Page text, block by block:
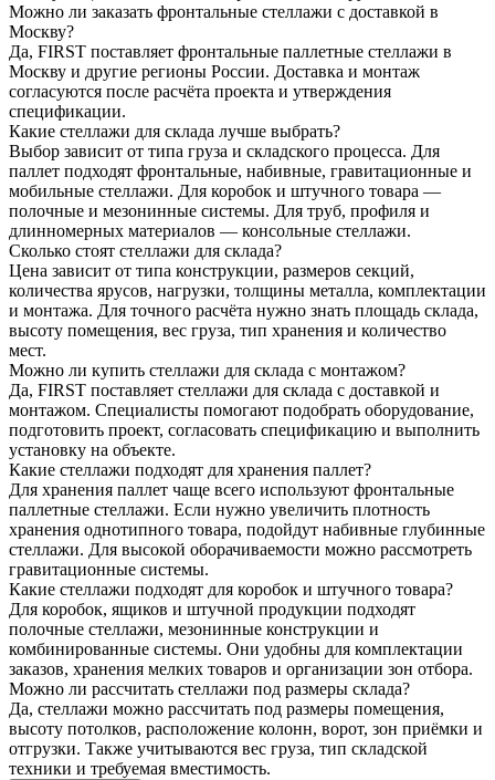
Можно ли заказать фронтальные стеллажи с доставкой в
Москву?
Да, FIRST поставляет фронтальные паллетные стеллажи в
Москву и другие регионы России. Доставка и монтаж
согласуются после расчёта проекта и утверждения
спецификации.
Какие стеллажи для склада лучше выбрать?
Выбор зависит от типа груза и складского процесса. Для
паллет подходят фронтальные, набивные, гравитационные и
мобильные стеллажи. Для коробок и штучного товара —
полочные и мезонинные системы. Для труб, профиля и
длинномерных материалов — консольные стеллажи.
Сколько стоят стеллажи для склада?
Цена зависит от типа конструкции, размеров секций,
количества ярусов, нагрузки, толщины металла, комплектации
и монтажа. Для точного расчёта нужно знать площадь склада,
высоту помещения, вес груза, тип хранения и количество
мест.
Можно ли купить стеллажи для склада с монтажом?
Да, FIRST поставляет стеллажи для склада с доставкой и
монтажом. Специалисты помогают подобрать оборудование,
подготовить проект, согласовать спецификацию и выполнить
установку на объекте.
Какие стеллажи подходят для хранения паллет?
Для хранения паллет чаще всего используют фронтальные
паллетные стеллажи. Если нужно увеличить плотность
хранения однотипного товара, подойдут набивные глубинные
стеллажи. Для высокой оборачиваемости можно рассмотреть
гравитационные системы.
Какие стеллажи подходят для коробок и штучного товара?
Для коробок, ящиков и штучной продукции подходят
полочные стеллажи, мезонинные конструкции и
комбинированные системы. Они удобны для комплектации
заказов, хранения мелких товаров и организации зон отбора.
Можно ли рассчитать стеллажи под размеры склада?
Да, стеллажи можно рассчитать под размеры помещения,
высоту потолков, расположение колонн, ворот, зон приёмки и
отгрузки. Также учитываются вес груза, тип складской
техники и требуемая вместимость.